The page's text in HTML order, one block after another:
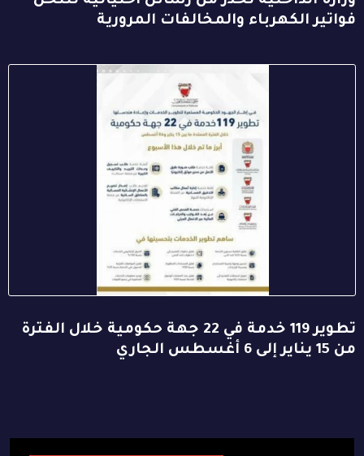
فواتير الكهرباء والمخالفات المرورية
تطوير 119 خدمة في 22 جهة حكومية خلال الفترة
من 15 يناير إلى 6 أغسطس الجاري